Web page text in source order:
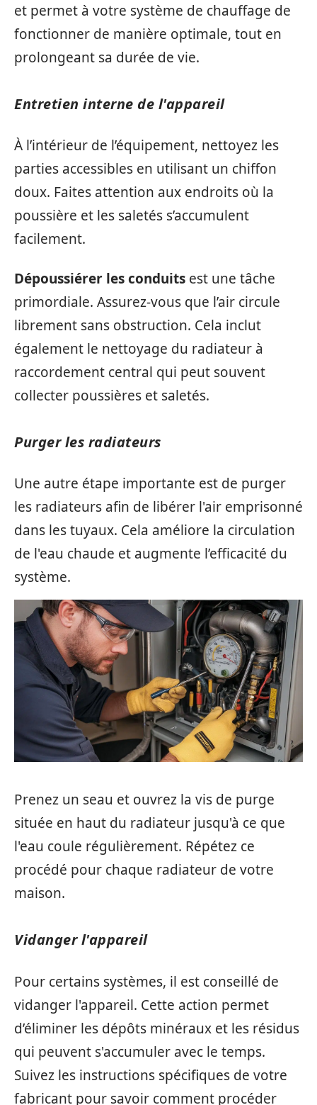
et permet à votre système de chauffage de
fonctionner de manière optimale, tout en
prolongeant sa durée de vie.
Entretien interne de l'appareil
À l’intérieur de l’équipement, nettoyez les
parties accessibles en utilisant un chiffon
doux. Faites attention aux endroits où la
poussière et les saletés s’accumulent
facilement.
Dépoussiérer les conduits est une tâche
primordiale. Assurez-vous que l’air circule
librement sans obstruction. Cela inclut
également le nettoyage du radiateur à
raccordement central qui peut souvent
collecter poussières et saletés.
Purger les radiateurs
Une autre étape importante est de purger
les radiateurs afin de libérer l'air emprisonné
dans les tuyaux. Cela améliore la circulation
de l'eau chaude et augmente l’efficacité du
système.
Prenez un seau et ouvrez la vis de purge
située en haut du radiateur jusqu'à ce que
l'eau coule régulièrement. Répétez ce
procédé pour chaque radiateur de votre
maison.
Vidanger l'appareil
Pour certains systèmes, il est conseillé de
vidanger l'appareil. Cette action permet
d’éliminer les dépôts minéraux et les résidus
qui peuvent s'accumuler avec le temps.
Suivez les instructions spécifiques de votre
fabricant pour savoir comment procéder